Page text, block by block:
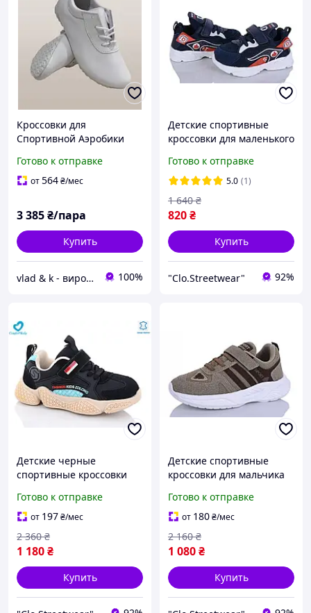
Кроссовки для
Спортивной Аэробики
уточняйте.
Готово к отправке
от564₴/мес
3 385₴/пара
Купить
vlad & k - виробник дитячого взуття та одягу для танців і гімнастики 100%
Детские спортивные
кроссовки для маленького
Готово к отправке
5.0 (1)
820₴
1 640 ₴
Купить
"Clo.Streetwear" 92%
Детские черные
спортивные кроссовки
Готово к отправке
от 197₴/мес
1 180₴
2 360 ₴
Купить
Детские спортивные
кроссовки для мальчика
Готово к отправке
от 180₴/мес
1 080₴
2 160 ₴
Купить